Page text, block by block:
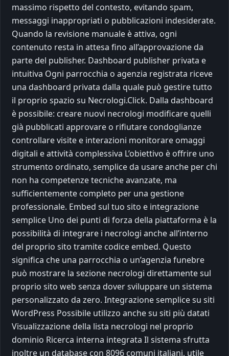
massimo rispetto del contesto, evitando spam,
messaggi inappropriati o pubblicazioni indesiderate.
Quando la revisione manuale è attiva, ogni
contenuto resta in attesa fino all’approvazione da
parte del publisher. Dashboard publisher privata e
intuitiva Ogni parrocchia o agenzia registrata riceve
una dashboard privata dalla quale può gestire tutto
il proprio spazio su Necrologi.Click. Dalla dashboard
è possibile: creare nuovi necrologi modificare quelli
già pubblicati approvare o rifiutare condoglianze
controllare visite e interazioni monitorare omaggi
digitali e attività complessiva L’obiettivo è offrire uno
strumento ordinato, semplice da usare anche per chi
non ha competenze tecniche avanzate, ma
sufficientemente completo per una gestione
professionale. Embed sul tuo sito e integrazione
semplice Uno dei punti di forza della piattaforma è la
possibilità di integrare i necrologi anche all’interno
del proprio sito tramite codice embed. Questo
significa che una parrocchia o un’agenzia funebre
può mostrare la sezione necrologi direttamente sul
proprio sito web senza dover sviluppare un sistema
personalizzato da zero. Integrazione semplice su siti
WordPress Possibile utilizzo anche su siti più datati
Visualizzazione della lista necrologi nel proprio
dominio Ricerca interna integrata Il sistema sfrutta
inoltre un database con 8096 comuni italiani, utile